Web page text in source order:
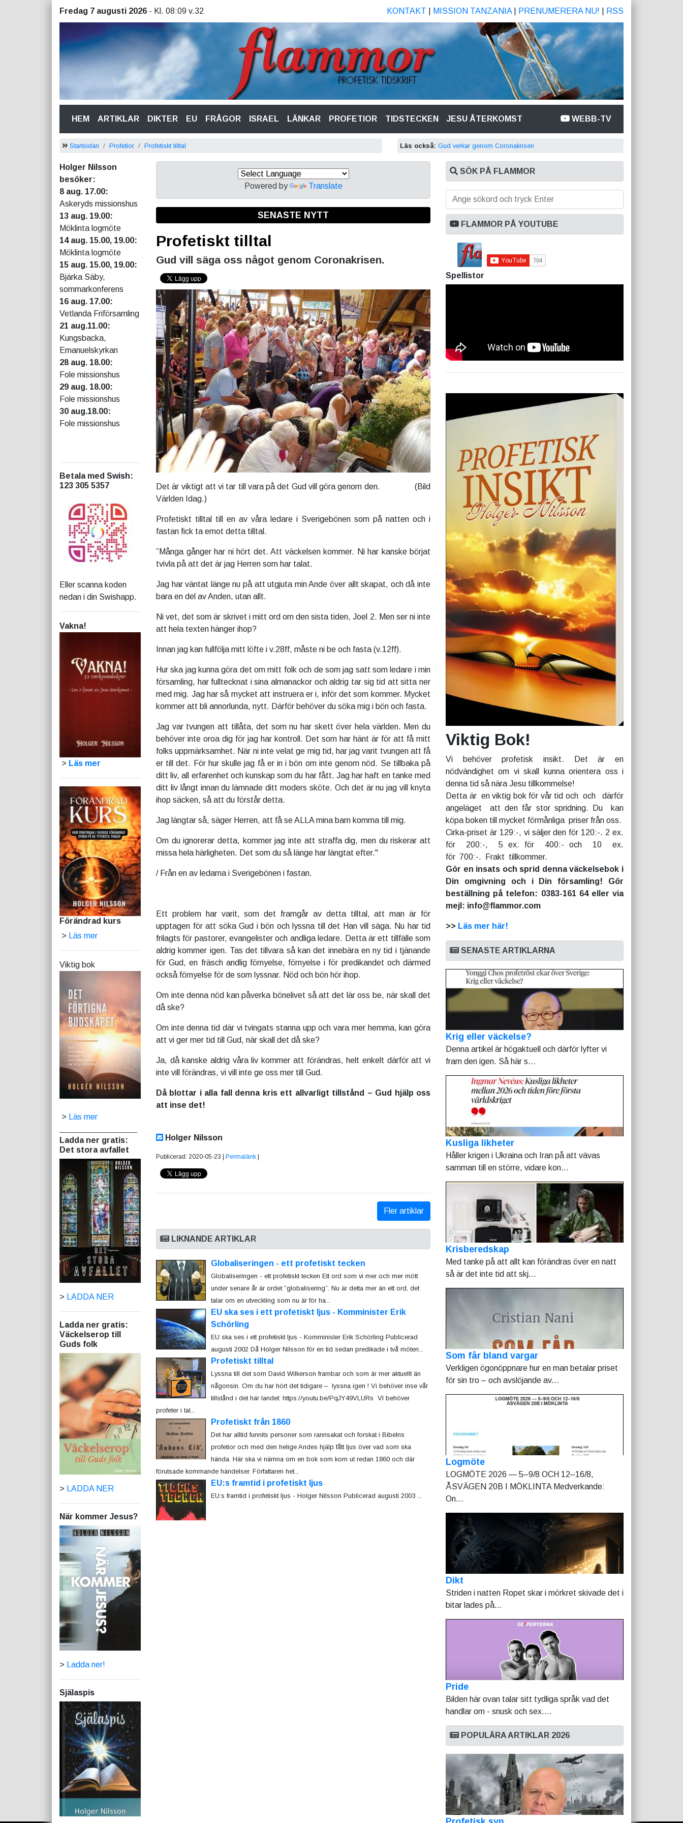
Fredag 7 augusti 2026 - Kl. 08:09 v.32 KONTAKT MISSION TANZANIA| PRENUMERERA NU! RSS
HEM(CURRENT)
ARTIKLAR DIKTER EU FRÅGOR ISRAEL LÄNKAR PROFETIOR TIDSTECKEN JESU ÅTERKOMST WEBB-TV
Startsidan Profetior Profetiskt tilltal Läs också: Gud verkar genom Coronakrisen
Holger Nilsson
besöker:
8 aug. 17.00:
Askeryds missionshus
13 aug. 19.00:
Möklinta logmöte
14 aug. 15.00, 19.00:
Möklinta logmöte
15 aug. 15.00, 19.00:
Bjärka Säby,
sommarkonferens
16 aug. 17.00:
Vetlanda Friförsamling
21 aug.11.00:
Kungsbacka,
Emanuelskyrkan
28 aug. 18.00:
Fole missionshus
29 aug. 18.00:
Fole missionshus
30 aug.18.00:
Fole missionshus
Betala med Swish:
123 305 5357
Eller scanna koden
nedan i din Swishapp.
Vakna!
> Läs mer
Förändrad kurs
> Läs mer
Viktig bok
> Läs mer
Ladda ner gratis:
Det stora avfallet
> LADDA NER
Ladda ner gratis:
Väckelserop till
Guds folk
> LADDA NER
När kommer Jesus?
> Ladda ner!
Själaspis
Powered by Translate
SENASTE NYTT
Profetiskt tilltal
Gud vill säga oss något genom Coronakrisen.
Det är viktigt att vi tar till vara på det Gud vill göra genom den. (Bild
Världen Idag.)
Profetiskt tilltal till en av våra ledare i Sverigebönen som på natten och i
fastan fick ta emot detta tilltal.
”Många gånger har ni hört det. Att väckelsen kommer. Ni har kanske börjat
tvivla på att det är jag Herren som har talat.
Jag har väntat länge nu på att utgjuta min Ande över allt skapat, och då inte
bara en del av Anden, utan allt.
Ni vet, det som är skrivet i mitt ord om den sista tiden, Joel 2. Men ser ni inte
att hela texten hänger ihop?
Innan jag kan fullfölja mitt löfte i v.28ff, måste ni be och fasta (v.12ff).
Hur ska jag kunna göra det om mitt folk och de som jag satt som ledare i min
församling, har fulltecknat i sina almanackor och aldrig tar sig tid att sitta ner
med mig. Jag har så mycket att instruera er i, inför det som kommer. Mycket
kommer att bli annorlunda, nytt. Därför behöver du söka mig i bön och fasta.
Jag var tvungen att tillåta, det som nu har skett över hela världen. Men du
behöver inte oroa dig för jag har kontroll. Det som har hänt är för att få mitt
folks uppmärksamhet. När ni inte velat ge mig tid, har jag varit tvungen att få
er till det. För hur skulle jag få er in i bön om inte genom nöd. Se tillbaka på
ditt liv, all erfarenhet och kunskap som du har fått. Jag har haft en tanke med
ditt liv långt innan du lämnade ditt moders sköte. Och det är nu jag vill knyta
ihop säcken, så att du förstår detta.
Jag längtar så, säger Herren, att få se ALLA mina barn komma till mig.
Om du ignorerar detta, kommer jag inte att straffa dig, men du riskerar att
missa hela härligheten. Det som du så länge har längtat efter."
/ Från en av ledarna i Sverigebönen i fastan.
Ett problem har varit, som det framgår av detta tilltal, att man är för
upptagen för att söka Gud i bön och lyssna till det Han vill säga. Nu har tid
frilagts för pastorer, evangelister och andliga ledare. Detta är ett tillfälle som
aldrig kommer igen. Tas det tillvara så kan det innebära en ny tid i tjänande
för Gud, en fräsch andlig förnyelse, förnyelse i för predikandet och därmed
också förnyelse för de som lyssnar. Nöd och bön hör ihop.
Om inte denna nöd kan påverka bönelivet så att det lär oss be, när skall det
då ske?
Om inte denna tid där vi tvingats stanna upp och vara mer hemma, kan göra
att vi ger mer tid till Gud, när skall det då ske?
Ja, då kanske aldrig våra liv kommer att förändras, helt enkelt därför att vi
inte vill förändras, vi vill inte ge oss mer till Gud.
Då blottar i alla fall denna kris ett allvarligt tillstånd – Gud hjälp oss
att inse det!
Holger Nilsson
Publicerad: 2020-05-23 | Permalänk |
Fler artiklar
LIKNANDE ARTIKLAR
Globaliseringen - ett profetiskt tecken
Globaliseringen - ett profetiskt tecken Ett ord som vi mer och mer mött
under senare år är ordet ”globalisering”. Nu är detta mer än ett ord, det
talar om en utveckling som nu är för ha...
EU ska ses i ett profetiskt ljus - Komminister Erik
Schörling
EU ska ses i ett profetiskt ljus - Komminister Erik Schörling Publicerad
augusti 2002 Då Holger Nilsson för en tid sedan predikade i två möten...
Profetiskt tilltal
Lyssna till det som David Wilkerson frambar och som är mer aktuellt än
någonsin. Om du har hört det tidigare – lyssna igen ! Vi behöver inse vår
tillstånd i det här landet: https://youtu.be/PqJY49VLURs VI behöver
profeter i tal...
Profetiskt från 1860
Det har alltid funnits personer som rannsakat och forskat i Bibelns
profetior och med den helige Andes hjälp fått ljus över vad som ska
hända. Här ska vi nämna om en bok som kom ut redan 1860 och där
förutsade kommande händelser. Författaren het...
EU:s framtid i profetiskt ljus
EU:s framtid i profetiskt ljus - Holger Nilsson Publicerad augusti 2003 ...
SÖK PÅ FLAMMOR
FLAMMOR PÅ YOUTUBE
Spellistor
Viktig Bok!
Vi behöver profetisk insikt. Det är en
nödvändighet om vi skall kunna orientera oss i
denna tid så nära Jesu tillkommelse!
Detta är en viktig bok för vår tid och och därför
angeläget att den får stor spridning. Du kan
köpa boken till mycket förmånliga priser från oss.
Cirka-priset är 129:-, vi säljer den för 120:-. 2 ex.
för 200:-, 5 ex. för 400:- och 10 ex.
för 700:-. Frakt tillkommer.
Gör en insats och sprid denna väckelsebok i
Din omgivning och i Din församling! Gör
beställning på telefon: 0383-161 64 eller via
mejl: info@flammor.com
>> Läs mer här!
SENASTE ARTIKLARNA
Krig eller väckelse?
Denna artikel är högaktuell och därför lyfter vi
fram den igen. Så här s...
Kusliga likheter
Håller krigen i Ukraina och Iran på att vävas
samman till en större, vidare kon...
Krisberedskap
Med tanke på att allt kan förändras över en natt
så är det inte tid att skj...
Som får bland vargar
Verkligen ögonöppnare hur en man betalar priset
för sin tro – och avslöjande av...
Logmöte
LOGMÖTE 2026 — 5–9/8 OCH 12–16/8,
ÅSVÄGEN 20B I MÖKLINTA Medverkande:
On...
Dikt
Striden i natten Ropet skar i mörkret skivade det i
bitar lades på...
Pride
Bilden här ovan talar sitt tydliga språk vad det
handlar om - snusk och sex....
POPULÄRA ARTIKLAR 2026